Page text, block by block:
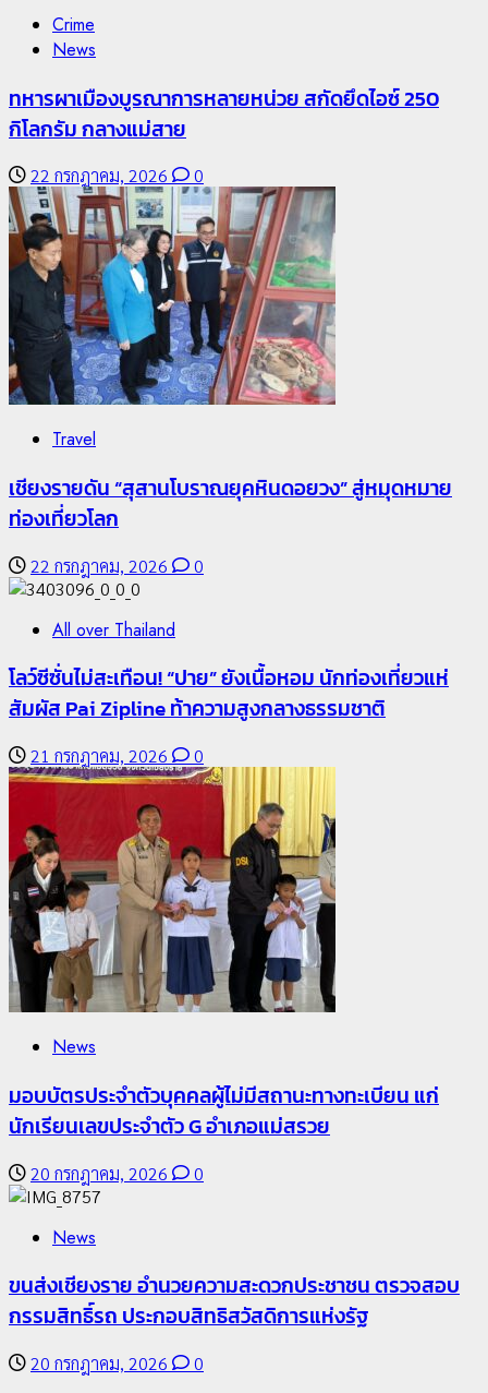
ต้นแบบพัฒนา EF สร้างภูมิคุ้มกันยาเสพติด
22 กรกฎาคม, 2026
2
Crime
News
ทหารผาเมืองบูรณาการหลายหน่วย สกัดยึดไอซ์ 250
กิโลกรัม กลางแม่สาย
22 กรกฎาคม, 2026
Travel
เชียงรายดัน “สุสานโบราณยุคหินดอยวง” สู่หมุดหมาย
ท่องเที่ยวโลก
22 กรกฎาคม, 2026 0
All over Thailand
โลว์ซีซั่นไม่สะเทือน! “ปาย” ยังเนื้อหอม นักท่องเที่ยวแห่
สัมผัส Pai Zipline ท้าความสูงกลางธรรมชาติ
Crime
News
ทหารผาเมืองบูรณาการหลายหน่วย สกัดยึดไอซ์ 250
กิโลกรัม กลางแม่สาย
22 กรกฎาคม, 2026 0
Travel
เชียงรายดัน “สุสานโบราณยุคหินดอยวง” สู่หมุดหมาย
ท่องเที่ยวโลก
22 กรกฎาคม, 2026 0
All over Thailand
โลว์ซีซั่นไม่สะเทือน! “ปาย” ยังเนื้อหอม นักท่องเที่ยวแห่
สัมผัส Pai Zipline ท้าความสูงกลางธรรมชาติ
21 กรกฎาคม, 2026 0
News
มอบบัตรประจำตัวบุคคลผู้ไม่มีสถานะทางทะเบียน แก่
นักเรียนเลขประจำตัว G อำเภอแม่สรวย
20 กรกฎาคม, 2026 0
News
ขนส่งเชียงราย อำนวยความสะดวกประชาชน ตรวจสอบ
กรรมสิทธิ์รถ ประกอบสิทธิสวัสดิการแห่งรัฐ
20 กรกฎาคม, 2026 0